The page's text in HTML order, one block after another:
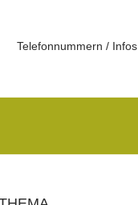
Telefonnummern / Infos